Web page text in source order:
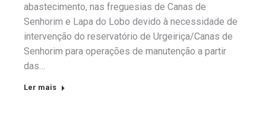
abastecimento, nas freguesias de Canas de
Senhorim e Lapa do Lobo devido à necessidade de
intervenção do reservatório de Urgeiriça/Canas de
Senhorim para operações de manutenção a partir
das…
Ler mais